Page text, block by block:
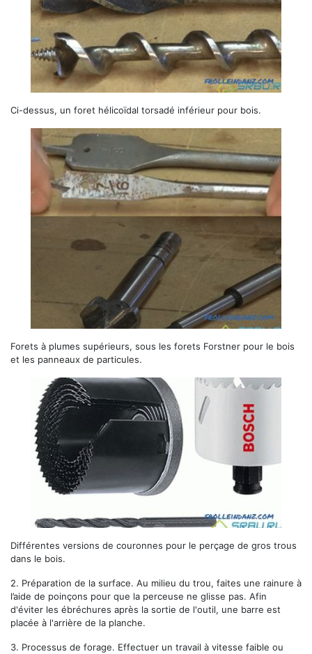
Ci-dessus, un foret hélicoïdal torsadé inférieur pour bois.
Forets à plumes supérieurs, sous les forets Forstner pour le bois
et les panneaux de particules.
Différentes versions de couronnes pour le perçage de gros trous
dans le bois.
2. Préparation de la surface. Au milieu du trou, faites une rainure à
l’aide de poinçons pour que la perceuse ne glisse pas. Afin
d'éviter les ébréchures après la sortie de l'outil, une barre est
placée à l'arrière de la planche.
3. Processus de forage. Effectuer un travail à vitesse faible ou